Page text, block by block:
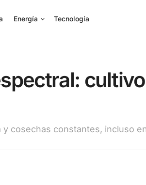
Energía Tecnología
cosechas constantes, incluso